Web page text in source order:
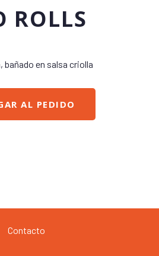
ROLLS
bañado en salsa criolla
AL PEDIDO
Contacto